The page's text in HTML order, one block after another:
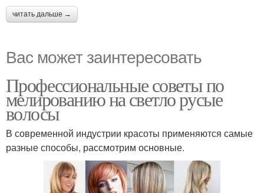
читать дальше →
Вас может заинтересовать
Профессиональные советы по
мелированию на светло русые
волосы
В современной индустрии красоты применяются самые
разные способы, рассмотрим основные.